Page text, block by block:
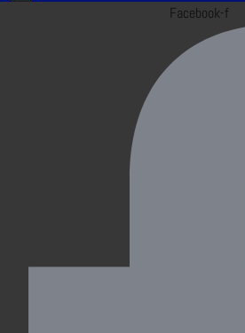
Facebook-f